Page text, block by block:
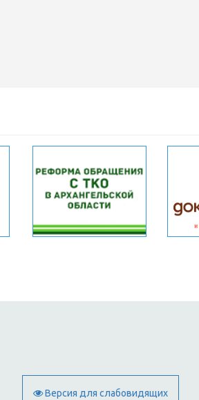
Версия для слабовидящих